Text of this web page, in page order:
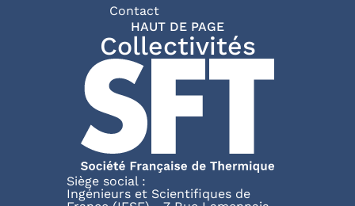
Pied de page
Contact
HAUT DE PAGE
Collectivités
Siège social :
Ingénieurs et Scientifiques de